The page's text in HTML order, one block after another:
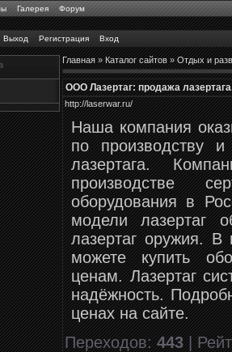
Галерея Форум
Выход Регистрация Вход
Главная»Каталог сайтов»Отдых и
ООО Лазертаг: продажа
http://laserwar.ru/
Наша компания
по производству
лазертага.
производстве
оборудования в
модели лазертаг
лазертаг оружия. В
можете купить
ценам. Лазертаг
надёжность.
ценах на сайте.
Переходов:443|